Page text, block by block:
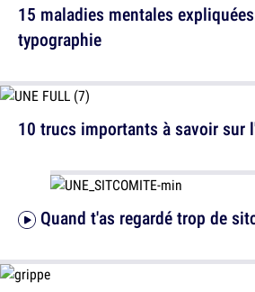
15 maladies mentales
typographie
Quand t'as regardé trop de
10 trucs importants à savoir sur